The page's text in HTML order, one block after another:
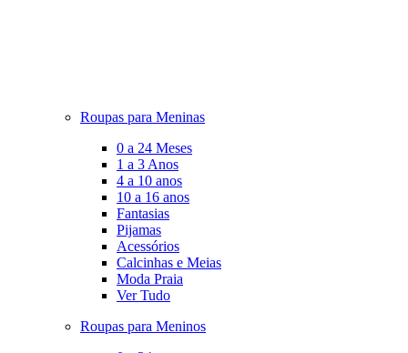
Roupas para Meninas
0 a 24 Meses
1 a 3 Anos
4 a 10 anos
10 a 16 anos
Fantasias
Pijamas
Acessórios
Calcinhas e Meias
Moda Praia
Ver Tudo
Roupas para Meninos